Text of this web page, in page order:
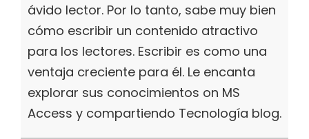
ávido lector. Por lo tanto, sabe muy bien
cómo escribir un contenido atractivo
para los lectores. Escribir es como una
ventaja creciente para él. Le encanta
explorar sus conocimientos on MS
Access y compartiendo Tecnología blog.